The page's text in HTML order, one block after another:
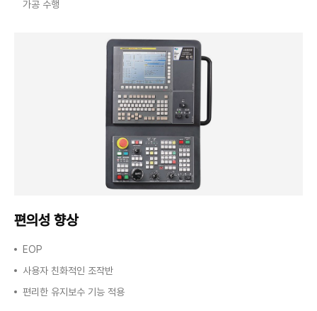
가공 수행
편의성 향상
EOP
사용자 친화적인 조작반
편리한 유지보수 기능 적용